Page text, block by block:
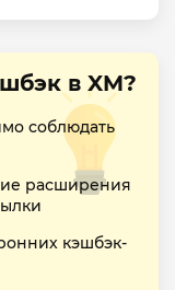
в XM?
соблюдать
расширения
кэшбэк-